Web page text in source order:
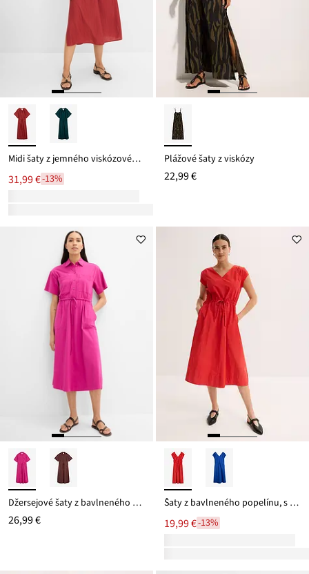
Midi šaty z jemného viskózového mixu
31,99 €-13%
Plážové šaty z viskózy
22,99 €
Džersejové šaty z bavlneného streču
26,99 €
Šaty z bavlneného popelínu, s nastaviteľnou sťahovacou šnúrkou
19,99 €-13%